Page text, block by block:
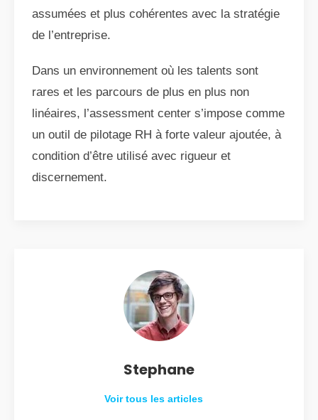
assumées et plus cohérentes avec la stratégie
de l’entreprise.
Dans un environnement où les talents sont
rares et les parcours de plus en plus non
linéaires, l’assessment center s’impose comme
un outil de pilotage RH à forte valeur ajoutée, à
condition d’être utilisé avec rigueur et
discernement.
Stephane
Voir tous les articles